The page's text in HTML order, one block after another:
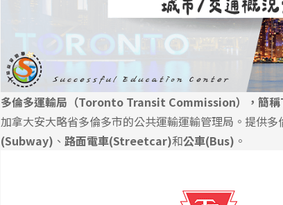
多倫多運輸局（Toronto Transit Commission），簡稱
加拿大安大略省多倫多市的公共運輸運輸管理局。提供多
(Subway) 、 路面電車(Streetcar)和公車(Bus) 。